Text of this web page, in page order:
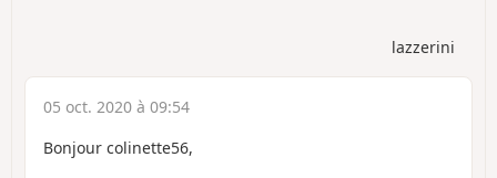
lazzerini
05 oct. 2020 à 09:54
Bonjour colinette56,